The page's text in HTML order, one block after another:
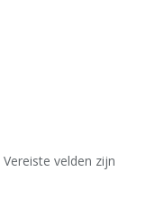
Vereiste velden zijn